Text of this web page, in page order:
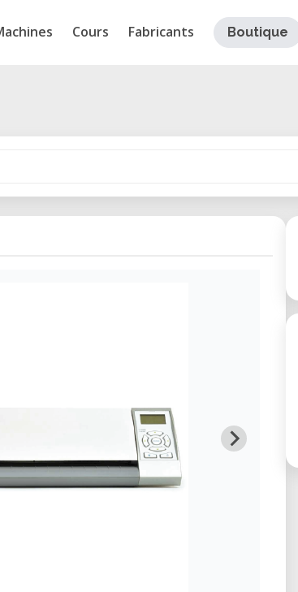
Cours Fabricants Boutique